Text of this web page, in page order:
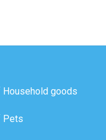
goods
Pets